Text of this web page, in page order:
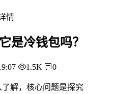
情
是冷钱包吗？
1.5K 0
了解，核心问题是探究